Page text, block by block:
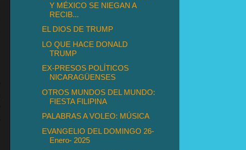
Y MÉXICO SE NIEGAN A
RECIB...
EL DIOS DE TRUMP
LO QUE HACE DONALD
TRUMP
EX-PRESOS POLÍTICOS
NICARAGÜENSES
OTROS MUNDOS DEL MUNDO:
FIESTA FILIPINA
PALABRAS A VOLEO: MÚSICA
EVANGELIO DEL DOMINGO 26-
Enero- 2025